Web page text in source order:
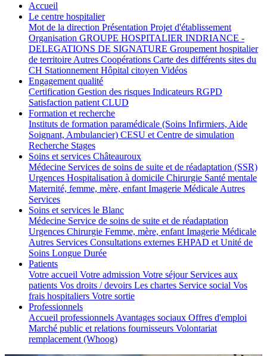
Accueil
Le centre hospitalier
Mot de la direction Présentation Projet d'établissement
Organisation GROUPE HOSPITALIER INDRIANCE -
DELEGATIONS DE SIGNATURE Groupement hospitalier
de territoire Autres Coopérations Carte des différents sites du
CH Stationnement Hôpital citoyen Vidéos
Engagement qualité
Certification Gestion des risques Indicateurs RGPD
Satisfaction patient CLUD
Formation et recherche
Instituts de formation paramédicale (Soins Infirmiers, Aide
Soignant, Ambulancier) CESU et Centre de simulation
Recherche Stages
Soins et services Châteauroux
Médecine Services de soins de suite et de réadaptation (SSR)
Urgences Hospitalisation à domicile Chirurgie Santé mentale
Maternité, femme, mère, enfant Imagerie Médicale Autres
Services
Soins et services le Blanc
Médecine Service de soins de suite et de réadaptation
Urgences Chirurgie Femme, mère, enfant Imagerie Médicale
Autres Services Consultations externes EHPAD et Unité de
Soins Longue Durée
Patients
Votre accueil Votre admission Votre séjour Services aux
patients Vos droits / devoirs Les chartes Service social Vos
frais hospitaliers Votre sortie
Professionnels
Accueil professionnels Avantages sociaux Offres d'emploi
Marché public et relations fournisseurs Volontariat
remplacement (Whoog)